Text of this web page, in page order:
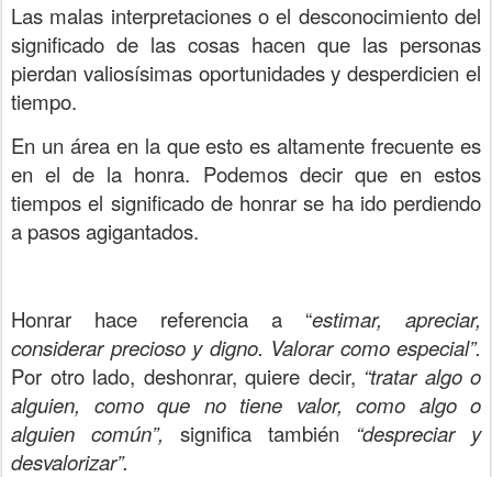
Las malas interpretaciones o el desconocimiento del
significado de las cosas hacen que las personas
pierdan valiosísimas oportunidades y desperdicien el
tiempo.
En un área en la que esto es altamente frecuente es
en el de la honra. Podemos decir que en estos
tiempos el significado de honrar se ha ido perdiendo
a pasos agigantados.
Honrar hace referencia a “estimar, apreciar,
considerar precioso y digno. Valorar como especial”.
Por otro lado, deshonrar, quiere decir, “tratar algo o
alguien, como que no tiene valor, como algo o
alguien común”, significa también “despreciar y
desvalorizar”.